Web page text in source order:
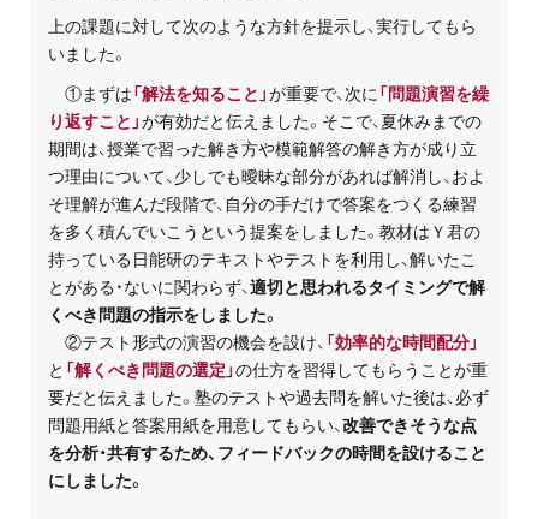
上の課題に対して次のような方針を提示し、実行してもら
いました。
①まずは「解法を知ること」が重要で、次に 「問題演習を繰
り返すこと」が有効だと伝えました。そこで、夏休みまでの
期間は、授業で習った解き方や模範解答の解き方が成り立
つ理由について、少しでも曖昧な部分があれば解消し、およ
そ理解が進んだ段階で、自分の手だけで答案をつくる練習
を多く積んでいこうという提案をしました。教材はＹ君の
持っている日能研のテキストやテストを利用し、解いたこ
とがある・ないに関わらず、適切と思われるタイミングで解
くべき問題の指示をしました。
②テスト形式の演習の機会を設け、 「効率的な時間配分」
と 「解くべき問題の選定」の仕方を習得してもらうことが重
要だと伝えました。塾のテストや過去問を解いた後は、必ず
問題用紙と答案用紙を用意してもらい、改善できそうな点
を分析・共有するため、フィードバックの時間を設けること
にしました。